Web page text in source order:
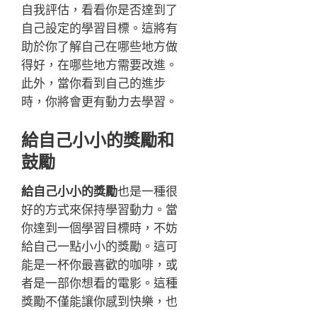
自我評估，看看你是否達到了
自己設定的學習目標。這將有
助於你了解自己在哪些地方做
得好，在哪些地方需要改進。
此外，當你看到自己的進步
時，你將會更有動力去學習。
給自己小小的獎勵和
鼓勵
給自己小小的獎勵也是一種很
好的方式來保持學習動力。當
你達到一個學習目標時，不妨
給自己一點小小的獎勵。這可
能是一杯你最喜歡的咖啡，或
者是一部你想看的電影。這種
獎勵不僅能讓你感到快樂，也